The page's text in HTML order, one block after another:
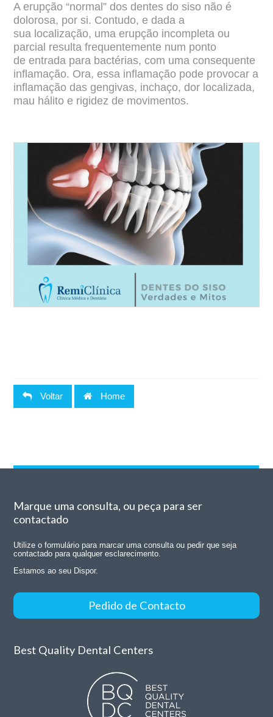
A erupção “normal” dos dentes do siso não é
dolorosa, por si. Contudo, e dada a
sua localização, uma erupção incompleta ou
parcial resulta frequentemente num ponto
deentrada para bactérias, com uma consequente
inflamação. Ora, essa inflamação pode provocar a
inflamação das gengivas, inchaço, dor localizada,
mau hálito e rigidez de movimentos.
Voltar Home
Marque uma consulta, ou peça para ser
contactado
Utilize o formulário para marcar uma consulta ou pedir que seja
contactado para qualquer esclarecimento.
Estamos ao seu Dispor.
Pedido de Contacto
Best Quality Dental Centers